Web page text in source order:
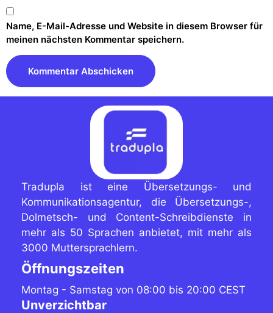
Name, E-Mail-Adresse und Website in diesem Browser für
meinen nächsten Kommentar speichern.
Tradupla ist eine Übersetzungs- und
Kommunikationsagentur, die Übersetzungs-,
Dolmetsch- und Content-Schreibdienste in
mehr als 50 Sprachen anbietet, mit mehr als
3000 Muttersprachlern.
Öffnungszeiten
Montag - Samstag von 08:00 bis 20:00 CEST
Unverzichtbar